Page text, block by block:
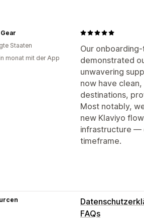
Our
demonstrated
unwavering
now have
destinations,
Most notably,
new Klaviyo
infrastructure —
timeframe.
Staaten
monat mit der App
FAQs